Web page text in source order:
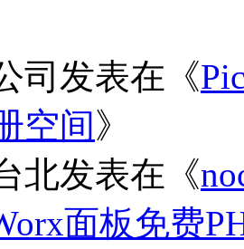
司 发表在《
空间》
北发表在《
面板免费